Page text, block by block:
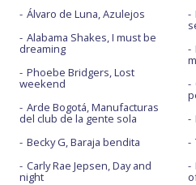
Álvaro de Luna, Azulejos
Alabama Shakes, I must be
dreaming
Phoebe Bridgers, Lost
weekend
Arde Bogotá, Manufacturas
del club de la gente sola
Becky G, Baraja bendita
Carly Rae Jepsen, Day and
night